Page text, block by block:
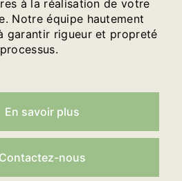
à la réalisation de votre
Notre équipe hautement
garantir rigueur et propreté
En savoir plus
Contactez-nous